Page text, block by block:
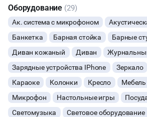
🎈 Украшение зала под твой вкус
📸 Фото- и видеосъёмка
🖥 Онлайн-показ, если нет времени
Стоимость на всю компанию :
пн-чт - 2000/час
пт -3500/час
сб- 5000/час
вс- 3500/час
Ночной тариф в субботу заезд с 23:00,
Р
Оборудование (29)
Ак. система с микрофоном
Банкетка
Барная стойка Барные
Диван кожаный
Диван
Зарядные устройства IPhone
Зеркало
Караоке
Колонки Кресло Мебель
Микрофон
Настольные игры
Светомузыка
Световое оборудование
ДЕТСКИЕ ПРАЗДНИКИ
СВАДЬБЫ
КОРПОРАТИВЫ
ДЕЛОВЫЕ МЕРОПРИЯТИЯ
ОСТАВИТЬ ЗАЯВКУ
Вы можете отменить заявку в любой
или поменять параметры с нашим
оставите заявку
🔥 6 человек интересовались этой